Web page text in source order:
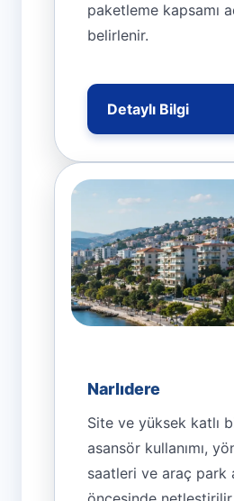
paketleme kapsamı
belirlenir.
Detaylı Bilgi
Narlıdere
Site ve yüksek katlı
asansör kullanımı,
saatleri ve araç park